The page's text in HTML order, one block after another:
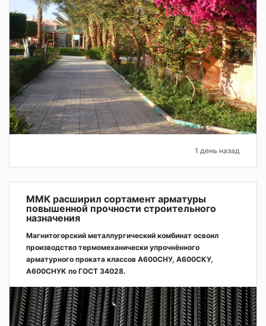
1 день назад
ММК расширил сортамент арматуры
повышенной прочности строительного
назначения
Магнитогорский металлургический комбинат освоил
производство термомеханически упрочнённого
арматурного проката классов А600СНУ, А600СКУ,
А600СНУК по ГОСТ 34028.